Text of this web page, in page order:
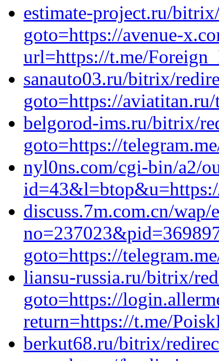
estimate-project.ru/
goto=https://avenue-
url=https://t.me/
sanauto03.ru/bitrix/
goto=https://
belgorod-ims.ru/bitrix/
goto=https://
nyl0ns.com/cgi-bin/a2/
discuss.7m.com.cn/wap/
goto=https://
liansu-russia.ru/bitrix/
goto=https://
return=https://t.me/
berkut68.ru/bitrix/